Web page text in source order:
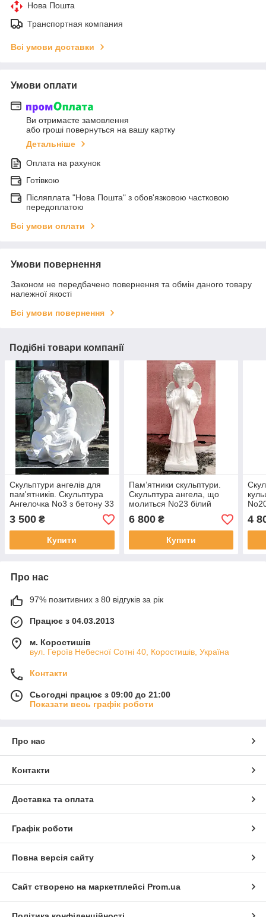
Нова Пошта
Транспортная компания
Всі умови доставки
Умови оплати
Ви отримаєте замовлення
або гроші повернуться на вашу картку
Детальніше
Оплата на рахунок
Готівкою
Післяплата "Нова Пошта" з обов'язковою частковою
передоплатою
Всі умови оплати
Умови повернення
Законом не передбачено повернення та обмін даного товару
належної якості
Всі умови повернення
Подібні товари компанії
Скульптури ангелів для
пам'ятників. Скульптура
Ангелочка No3 з бетону 33
см
3 500 ₴
Купити
Пам’ятники скульптури.
Скульптура ангела, що
молиться No23 білий
бетон 68 см
6 800₴
Купити
4
Про нас
97% позитивних з 80 відгуків за рік
Працює з 04.03.2013
м. Коростишів
вул. Героїв Небесної Сотні 40, Коростишів, Україна
Контакти
Сьогодні працює з 09:00 до 21:00
Показати весь графік роботи
Про нас
Контакти
Доставка та оплата
Графік роботи
Повна версія сайту
Сайт створено на маркетплейсі Prom.ua